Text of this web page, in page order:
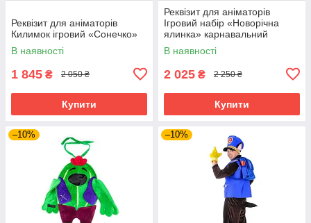
Реквізит для аніматорів
Килимок ігровий «Сонечко»
В наявності
1 845 ₴ 2 050 ₴
Купити
Реквізит для аніматорів
Ігровий набір «Новорічна
ялинка» карнавальний
В наявності
2 025 ₴ 2 250 ₴
Купити
–10% –10%